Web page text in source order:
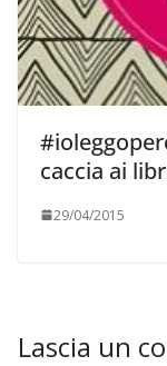
caccia ai
29/04/2015
Lascia un